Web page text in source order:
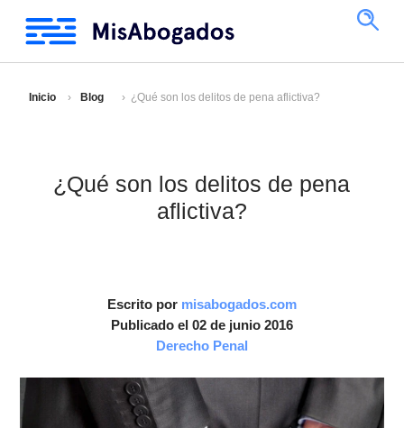
Inicio Blog ¿Qué son los delitos de pena aflictiva?
¿Qué son los delitos de pena
aflictiva?
Escrito por misabogados.com
Publicado el 02 de junio 2016
Derecho Penal